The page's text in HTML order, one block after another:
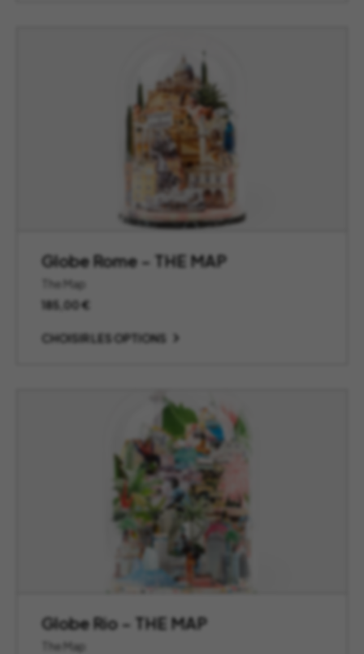
Globe Rome – THE MAP
The Map
185,00€
CHOISIR LES OPTIONS
Globe Rio – THE MAP
The Map